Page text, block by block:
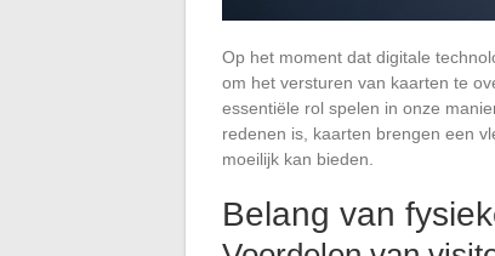
Op het moment dat digitale
om het versturen van kaarten te
essentiële rol spelen in onze
redenen is, kaarten brengen een
moeilijk kan bieden.
Belang van